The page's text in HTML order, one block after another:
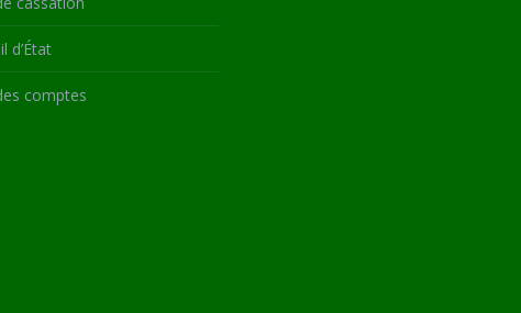
d’État
comptes